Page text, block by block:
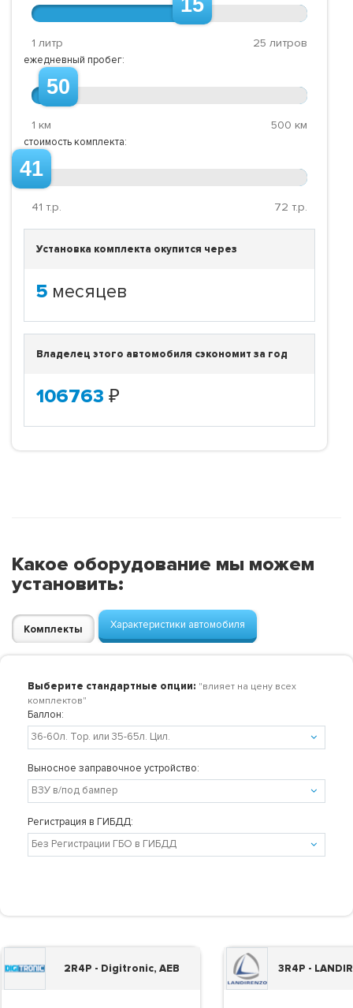
1 литр 25 литров
ежедневный пробег:
50
1 км 500 км
стоимость комплекта:
41
41 т.р. 72 т.р.
Установка комплекта окупится через
5 месяцев
Владелец этого автомобиля сэкономит за год
106763 ₽
Какое оборудование мы можем
установить:
Комплекты Характеристики автомобиля
Выберите стандартные опции: "влияет на цену всех
комплектов"
Баллон:
Выносное заправочное устройство:
Регистрация в ГИБДД:
2R4P - Digitronic, AEB 3R4P -